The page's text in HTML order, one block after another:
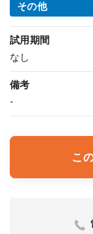
その他
試用期間
なし
備考
-
こ